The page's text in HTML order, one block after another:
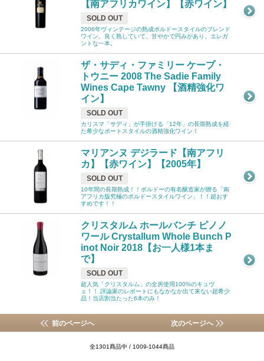
【南アフリカワイン】【赤ワイン】
SOLD OUT
2006年ヴィンテージの熟成ボルドースタイルのブレンド
ワイン。良く熟していて、甘やかで円みがあり、エレガ
ントな一本。
ザ・サディ・ファミリー ケープ・
トウニー 2008 The Sadie Family
Wines Cape Tawny 【酒精強化ワ
イン】
SOLD OUT
カリスマ「サディ」が手掛ける「12年」の長期熟成を経
た希少なポートスタイルの酒精強化ワイン！
マリアンヌ デジラード【南アフリ
カ】【赤ワイン】【2005年】
SOLD OUT
10年間の長期熟成！！ボルドーの有名醸造家が贈る「南
アフリカ版究極のボルドースタイルワイン」！！超おす
すめです！！
クリスタルム ホールバンチ ピノノ
ワール Crystallum Whole Bunch P
inot Noir 2018【お一人様1本ま
で】
SOLD OUT
超人気「クリスタルム」の全房使用100%のキュヴ
ェ！！ 評論家のレポートにもなかなか出て来ない超希少
品！当店割当たった6本のみ！
前のページへ 次のページへ
全1301商品中 / 1009-1044商品